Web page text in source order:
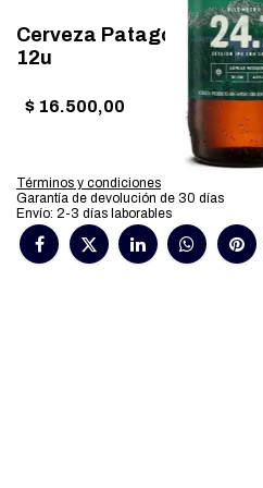
Cerveza Patagonia
12u
$ 16.500,00
Términos y condiciones
Garantía de devolución de 30 días
Envío: 2-3 días laborables